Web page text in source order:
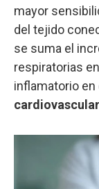
mayor
del tejido
se suma el
respiratorias
inflamatorio en
cardiovascular